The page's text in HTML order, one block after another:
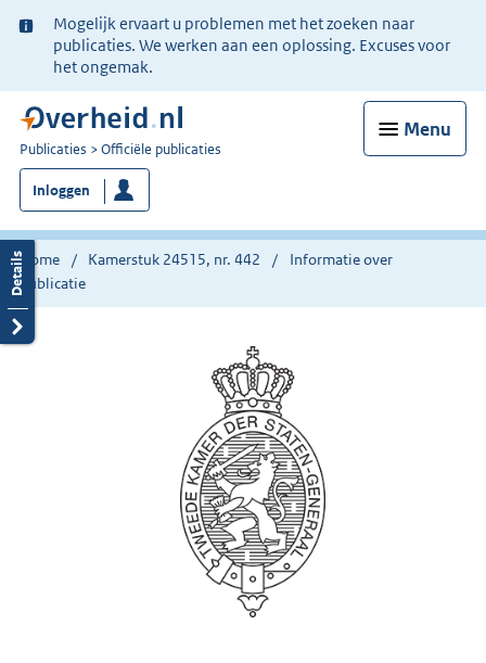
Ter
informatie:
Mogelijk ervaart u problemen met het zoeken naar
publicaties. We werken aan een oplossing. Excuses voor
het ongemak.
Menu
U
bent
nu
hier:
Publicaties Officiële publicaties
Inloggen
Home Kamerstuk 24515, nr. 442
Informatie over
publicatie